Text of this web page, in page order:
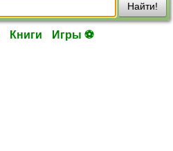
Найти!
Книги Игры ⚽